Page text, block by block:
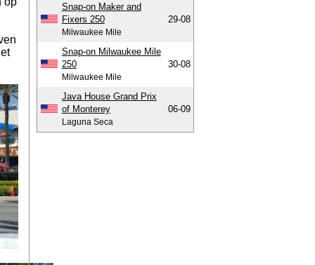
Snap-on Maker and
Fixers 250
Milwaukee Mile
29-08
Snap-on Milwaukee Mile
250
Milwaukee Mile
30-08
Java House Grand Prix
of Monterey
Laguna Seca
06-09